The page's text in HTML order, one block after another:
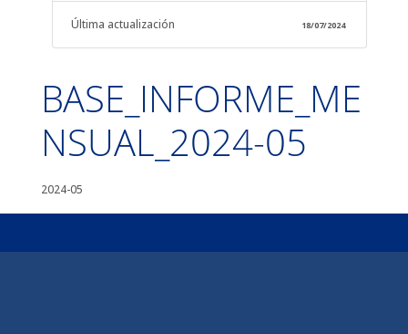
Última actualización 18/07/2024
BASE_INFORME_ME
NSUAL_2024-05
2024-05